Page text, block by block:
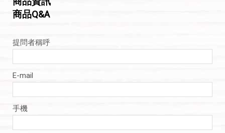
商品Q&A
提問者稱呼
E-mail
手機